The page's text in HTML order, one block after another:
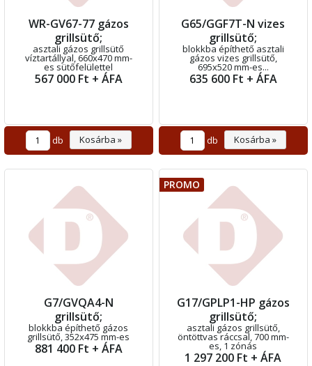
WR-GV67-77 gázos
grillsütő;
asztali gázos grillsütő
víztartállyal, 660x470 mm-
es sütőfelülettel
567 000 Ft + ÁFA
db Kosárba »
G65/GGF7T-N vizes
grillsütő;
blokkba építhető asztali
gázos vizes grillsütő,
695x520 mm-es...
635 600 Ft + ÁFA
db Kosárba »
G7/GVQA4-N
grillsütő;
blokkba építhető gázos
grillsütő, 352x475 mm-es
881 400 Ft + ÁFA
PROMO
G17/GPLP1-HP gázos
grillsütő;
asztali gázos grillsütő,
öntöttvas ráccsal, 700 mm-
es, 1 zónás
1 297 200 Ft + ÁFA